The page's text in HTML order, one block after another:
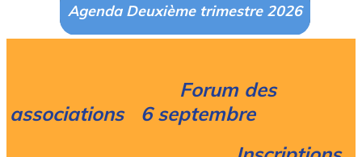
Agenda Deuxième trimestre 2026
Forum des
associations 6 septembre